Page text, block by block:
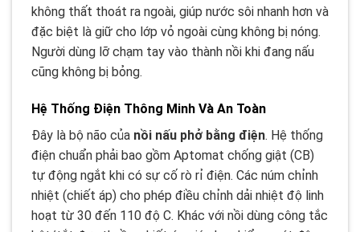
không thất thoát ra ngoài, giúp nước sôi nhanh hơn và
đặc biệt là giữ cho lớp vỏ ngoài cùng không bị nóng.
Người dùng lỡ chạm tay vào thành nồi khi đang nấu
cũng không bị bỏng.
Hệ Thống Điện Thông Minh Và An Toàn
Đây là bộ não của nồi nấu phở bằng điện. Hệ thống
điện chuẩn phải bao gồm Aptomat chống giật (CB)
tự động ngắt khi có sự cố rò rỉ điện. Các núm chỉnh
nhiệt (chiết áp) cho phép điều chỉnh dải nhiệt độ linh
hoạt từ 30 đến 110 độ C. Khác với nồi dùng công tắc